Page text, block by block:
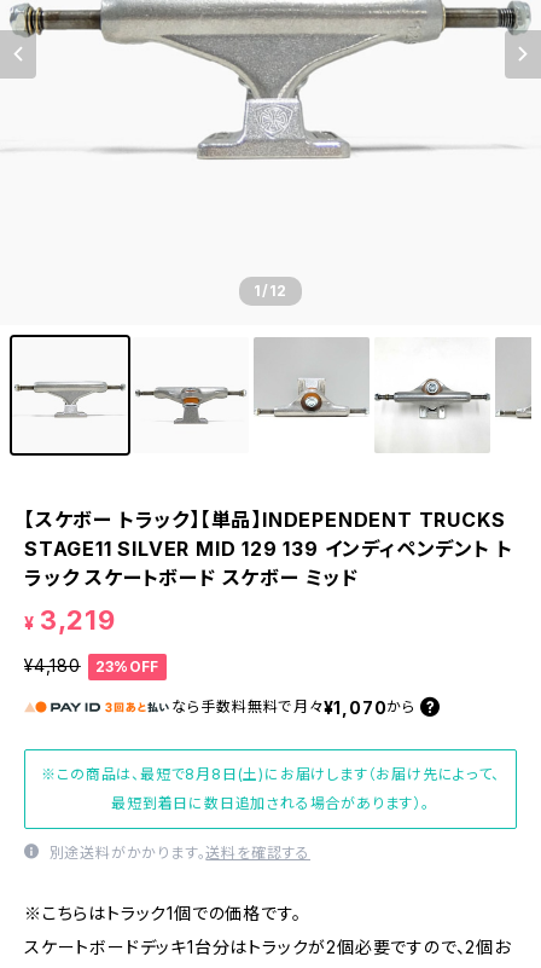
1/12
【スケボー トラック】【単品】INDEPENDENT TRUCKS
STAGE11 SILVER MID 129 139 インディペンデント ト
ラック スケートボード スケボー ミッド
¥ 3,219
¥4,180 23%OFF
なら 手数料無料で 月々¥1,070から
※この商品は、最短で8月8日(土)にお届けします（お届け先によって、
最短到着日に数日追加される場合があります）。
別途送料がかかります。送料を確認する
※こちらはトラック1個での価格です。
スケートボードデッキ1台分はトラックが2個必要ですので、2個お